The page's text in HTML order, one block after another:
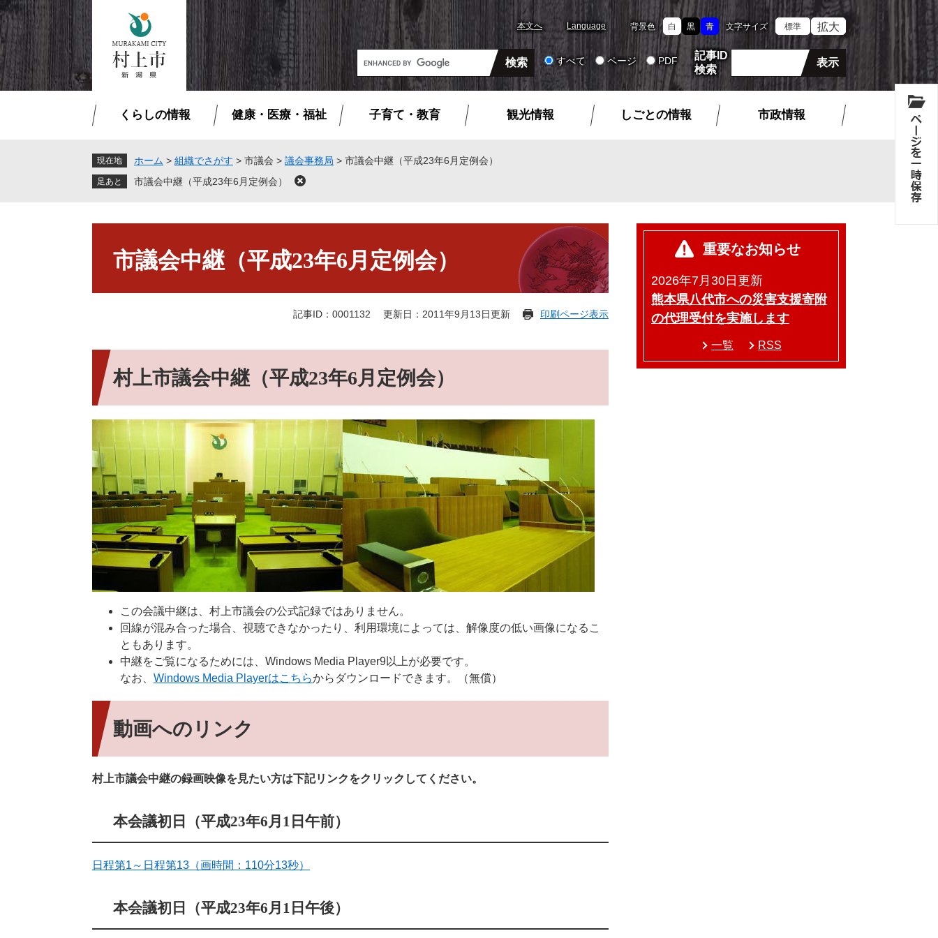
ペ
ー
ジ
の
先
頭
メ
ニ
ュ
ー
を
飛
本文へ Language 背景色 白 黒 青 文字サイズ 標準 拡大
G
o
o
カ
検
すべて ページ PDF
記事ID
検索
くらしの情報 健康・医療・福祉 子育て・教育 観光情報 しごとの情報 市政情報
現在地 ホーム > 組織でさがす > 市議会 > 議会事務局 > 市議会中継（平成23年6月定例会）
市議会中継（平成23年6月定例会）
閉
市議会中継（平成23年6月定例会）
記事ID：0001132 更新日：2011年9月13日更新 印刷ページ表示
村上市議会中継（平成23年6月定例会）
この会議中継は、村上市議会の公式記録ではありません。
回線が混み合った場合、視聴できなかったり、利用環境によっては、解像度の低い画像になるこ
ともあります。
中継をご覧になるためには、Windows Media Player9以上が必要です。
なお、 Windows Media Playerはこちらからダウンロードできます。（無償）
動画へのリンク
村上市議会中継の録画映像を見たい方は下記リンクをクリックしてください。
本会議初日（平成23年6月1日午前）
日程第1～日程第13（画時間：110分13秒）
本会議初日（平成23年6月1日午後）
重要なお知らせ
2026年7月30日更新
熊本県八代市への災害支援寄附
の代理受付を実施します
一覧 RSS